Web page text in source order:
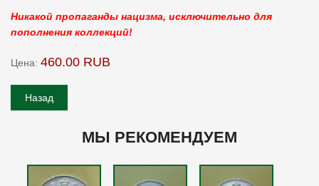
Никакой пропаганды нацизма, исключительно для
пополнения коллекций!
Цена: 460.00 RUB
МЫ РЕКОМЕНДУЕМ